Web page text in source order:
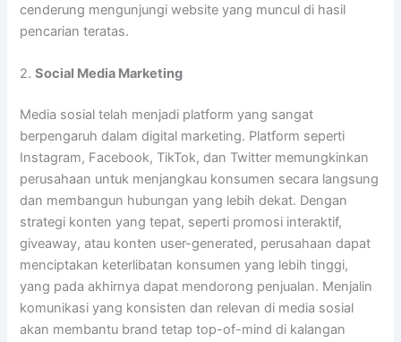
cenderung mengunjungi website yang muncul di hasil
pencarian teratas.
2.Social Media Marketing
Media sosial telah menjadi platform yang sangat
berpengaruh dalam digital marketing. Platform seperti
Instagram, Facebook, TikTok, dan Twitter memungkinkan
perusahaan untuk menjangkau konsumen secara langsung
dan membangun hubungan yang lebih dekat. Dengan
strategi konten yang tepat, seperti promosi interaktif,
giveaway, atau konten user-generated, perusahaan dapat
menciptakan keterlibatan konsumen yang lebih tinggi,
yang pada akhirnya dapat mendorong penjualan. Menjalin
komunikasi yang konsisten dan relevan di media sosial
akan membantu brand tetap top-of-mind di kalangan